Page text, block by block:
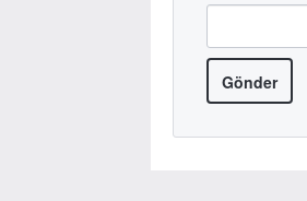
Gönder